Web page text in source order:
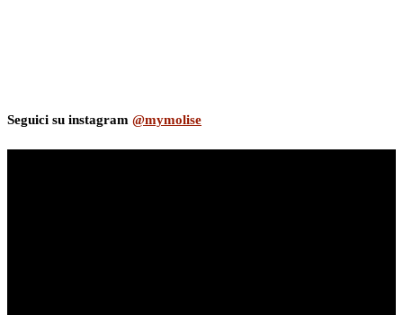
Seguici su instagram @mymolise